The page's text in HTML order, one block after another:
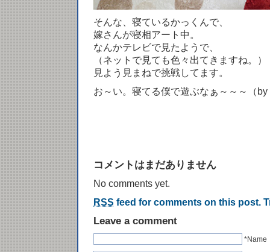
そんな、寝ているかっくんで、
嫁さんが寝相アート中。
なんかテレビで見たようで、
（ネットで見ても色々出てきますね。）
見よう見まねで挑戦してます。
お～い。寝てる僕で遊ぶなぁ～～～（by
コメントはまだありません
No comments yet.
RSS feed for comments on this post.
Leave a comment
*Name